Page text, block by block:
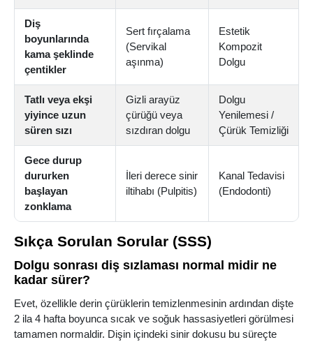
Diş
boyunlarında
kama şeklinde
çentikler
Sert fırçalama
(Servikal
aşınma)
Estetik
Kompozit
Dolgu
Tatlı veya ekşi
yiyince uzun
süren sızı
Gizli arayüz
çürüğü veya
sızdıran dolgu
Dolgu
Yenilemesi /
Çürük Temizliği
Gece durup
dururken
başlayan
zonklama
İleri derece sinir
iltihabı (Pulpitis)
Kanal Tedavisi
(Endodonti)
Sıkça Sorulan Sorular (SSS)
Dolgu sonrası diş sızlaması normal midir ne
kadar sürer?
Evet, özellikle derin çürüklerin temizlenmesinin ardından dişte
2 ila 4 hafta boyunca sıcak ve soğuk hassasiyetleri görülmesi
tamamen normaldir. Dişin içindeki sinir dokusu bu süreçte